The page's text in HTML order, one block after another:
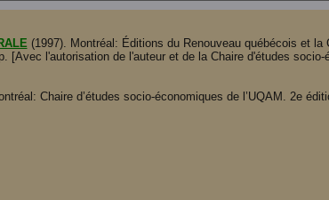
(1997). Montréal: Éditions du Renouveau québécois et la
[Avec l'autorisation de l'auteur et de la Chaire d'études socio-
Chaire d’études socio-économiques de l’UQAM. 2e